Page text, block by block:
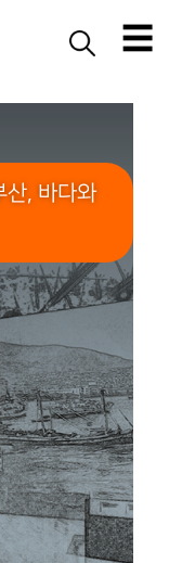
☰
산, 바다와